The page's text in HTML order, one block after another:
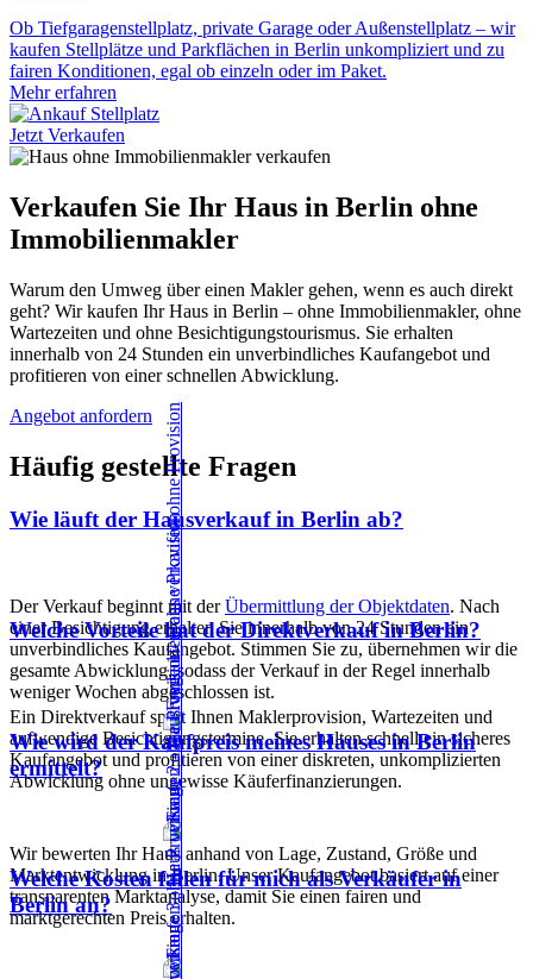
Ob Tiefgaragenstellplatz, private Garage oder Außenstellplatz – wir
kaufen Stellplätze und Parkflächen in Berlin unkompliziert und zu
fairen Konditionen, egal ob einzeln oder im Paket.
Mehr erfahren
Jetzt Verkaufen
Verkaufen Sie Ihr Haus in Berlin ohne
Immobilienmakler
Warum den Umweg über einen Makler gehen, wenn es auch direkt
geht? Wir kaufen Ihr Haus in Berlin – ohne Immobilienmakler, ohne
Wartezeiten und ohne Besichtigungstourismus. Sie erhalten
innerhalb von 24 Stunden ein unverbindliches Kaufangebot und
profitieren von einer schnellen Abwicklung.
Angebot anfordern
Häufig gestellte Fragen
Wie läuft der Hausverkauf in Berlin ab?
Der Verkauf beginnt mit derÜbermittlung der Objektdaten. Nach
einer Besichtigung erhalten Sie innerhalb von 24 Stunden ein
unverbindliches Kaufangebot. Stimmen Sie zu, übernehmen wir die
gesamte Abwicklung, sodass der Verkauf in der Regel innerhalb
weniger Wochen abgeschlossen ist.
Welche Vorteile hat der Direktverkauf in Berlin?
Ein Direktverkauf spart Ihnen Maklerprovision, Wartezeiten und
aufwendige Besichtigungstermine. Sie erhalten schnell ein sicheres
Kaufangebot und profitieren von einer diskreten, unkomplizierten
Abwicklung ohne ungewisse Käuferfinanzierungen.
Wie wird der Kaufpreis meines Hauses in Berlin
ermittelt?
Wir bewerten Ihr Haus anhand von Lage, Zustand, Größe und
Marktentwicklung in Berlin. Unser Kaufangebot basiert auf einer
transparenten Marktanalyse, damit Sie einen fairen und
marktgerechten Preis erhalten.
Welche Kosten fallen für mich als Verkäufer in
Berlin an?